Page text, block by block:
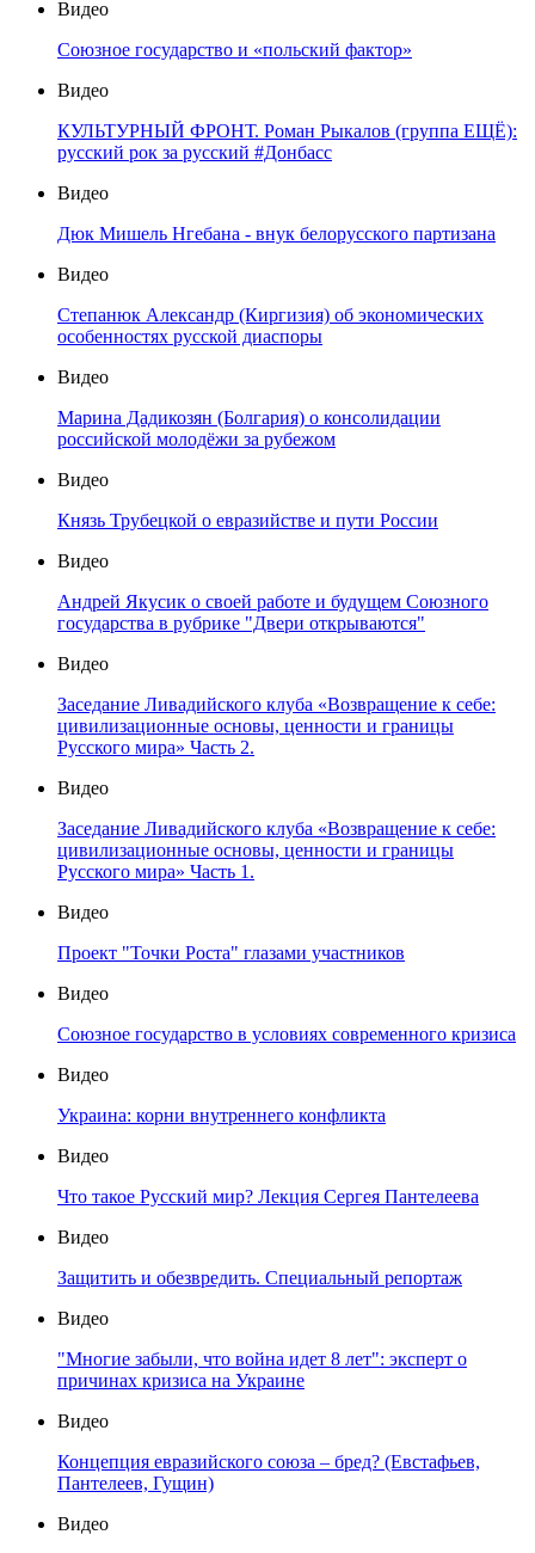
Видео
Союзное государство и «польский фактор»
Видео
КУЛЬТУРНЫЙ ФРОНТ. Роман Рыкалов (группа ЕЩЁ):
русский рок за русский #Донбасс
Видео
Дюк Мишель Нгебана - внук белорусского партизана
Видео
Степанюк Александр (Киргизия) об экономических
особенностях русской диаспоры
Видео
Марина Дадикозян (Болгария) о консолидации
российской молодёжи за рубежом
Видео
Князь Трубецкой о евразийстве и пути России
Видео
Андрей Якусик о своей работе и будущем Союзного
государства в рубрике "Двери открываются"
Видео
Заседание Ливадийского клуба «Возвращение к себе:
цивилизационные основы, ценности и границы
Русского мира» Часть 2.
Видео
Заседание Ливадийского клуба «Возвращение к себе:
цивилизационные основы, ценности и границы
Русского мира» Часть 1.
Видео
Проект "Точки Роста" глазами участников
Видео
Союзное государство в условиях современного кризиса
Видео
Украина: корни внутреннего конфликта
Видео
Что такое Русский мир? Лекция Сергея Пантелеева
Видео
Защитить и обезвредить. Специальный репортаж
Видео
"Многие забыли, что война идет 8 лет": эксперт о
причинах кризиса на Украине
Видео
Концепция евразийского союза – бред? (Евстафьев,
Пантелеев, Гущин)
Видео